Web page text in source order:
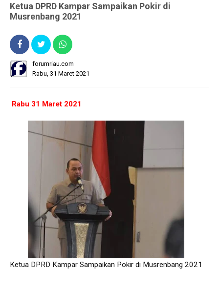
Ketua DPRD Kampar Sampaikan Pokir di
Musrenbang 2021
forumriau.com
Rabu, 31 Maret 2021
Rabu 31 Maret 2021
Ketua DPRD Kampar Sampaikan Pokir di Musrenbang 2021